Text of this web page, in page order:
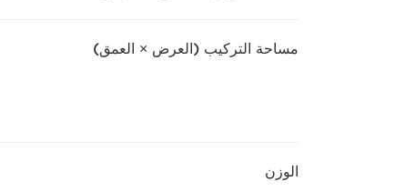
مساحة التركيب (العرض × العمق)
الوزن